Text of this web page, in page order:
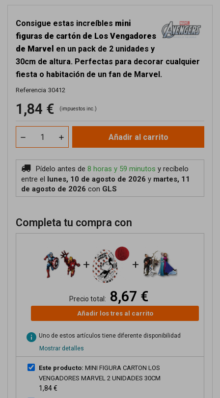
Consigue estas increíbles mini
figuras de cartón de Los Vengadores
de Marvel en un pack de 2 unidades y
30cm de altura. Perfectas para decorar cualquier
fiesta o habitación de un fan de Marvel.
Referencia 30412
1,84 € (impuestos inc.)
Añadir al carrito
Pídelo antes de 8 horas y 59 minutos y recíbelo
entre el lunes, 10 de agosto de 2026 y martes, 11
de agosto de 2026 con GLS
Completa tu compra con
+ +
Precio total: 8,67 €
Añadir los tres al carrito
info Uno de estos artículos tiene diferente disponibilidad
Mostrar detalles
Este producto: MINI FIGURA CARTON LOS
VENGADORES MARVEL 2 UNIDADES 30CM
1,84 €